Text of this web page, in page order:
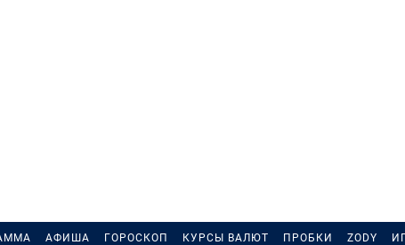
АФИША ГОРОСКОП КУРСЫ ВАЛЮТ ПРОБКИ ZODY